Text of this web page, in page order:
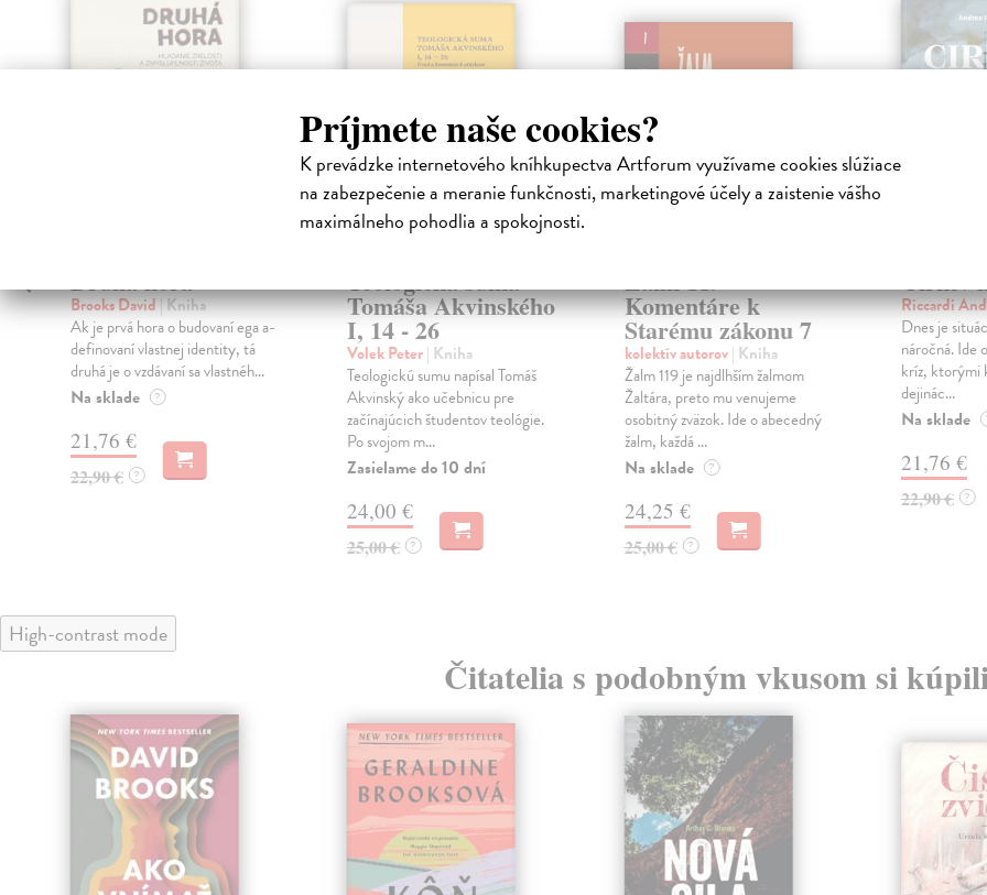
Príjmete naše cookies?
K prevádzke internetového kníhkupectva Artforum využívame cookies slúžiace
na zabezpečenie a meranie funkčnosti, marketingové účely a zaistenie vášho
maximálneho pohodlia a spokojnosti.
Druhá hora
Brooks David| Kniha
Ak je prvá hora o ­budovaní ega a­
definovaní vlastnej identity, tá
druhá je o ­vzdávaní sa vlastnéh...
Na sklade ?
21,76 €
22,90 € ?
Teologická suma
Tomáša Akvinského
I, 14 - 26
Volek Peter| Kniha
Teologickú sumu napísal Tomáš
Akvinský ako učebnicu pre
začínajúcich študentov teológie.
Po svojom m...
Zasielame do 10 dní
24,00 €
25,00 € ?
Žalm 119 -
Komentáre k
Starému zákonu 7
kolektív autorov| Kniha
Žalm 119 je najdlhším žalmom
Žaltára, preto mu venujeme
osobitný zväzok. Ide o abecedný
žalm, každá ...
Na sklade ?
24,25 €
25,00 € ?
Cirkev
Riccardi
Dnes je
náročná. Ide
kríz, ktorými
dejinác...
Na sklade
21,76 €
22,90 € ?
High-contrast mode
Čitatelia s podobným vkusom si